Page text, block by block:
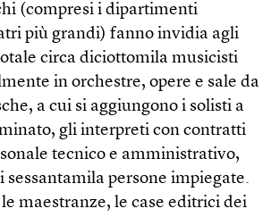
(compresi i dipartimenti
più grandi) fanno invidia agli
circa diciottomila musicisti
in orchestre, opere e sale da
a cui si aggiungono i solisti a
gli interpreti con contratti
tecnico e amministrativo,
sessantamila persone impiegate.
maestranze, le case editrici dei